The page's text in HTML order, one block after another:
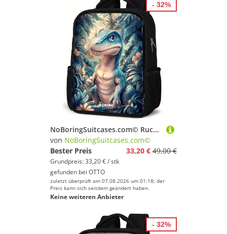
NoBoringSuitcases.com© Rucksack Dino im mystischen Dschungel mit Mondlicht, Kinderrucksack Schwarz, Schulrucksack, Freizeitrucksack Jungen Mädchen
von NoBoringSuitcases.com©
Bester Preis
33,20 € 49,00 €
Grundpreis: 33,20 € / stk
gefunden bei OTTO
zuletzt überprüft am 07.08.2026 um 01:18; der
Preis kann sich seitdem geändert haben.
Keine weiteren Anbieter
- 32%
- 32%